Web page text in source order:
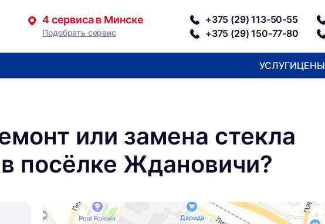
4 сервиса в Минске
Подобрать сервис
+375 (29) 113-50-55
+375 (29) 150-77-80
УСЛУГИЦЕНЫ
или замена стекла
посёлке Ждановичи?